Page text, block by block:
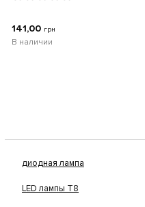
141,00 грн
В наличии
диодная лампа
LED лампы Т8